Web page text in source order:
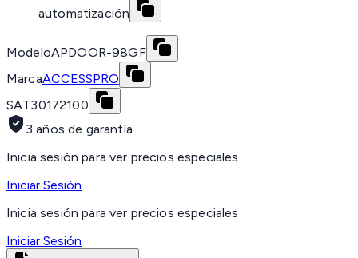
automatización
ModeloAPDOOR-98GF
MarcaACCESSPRO
SAT30172100
3 años de garantía
Inicia sesión para ver precios especiales
Iniciar Sesión
Inicia sesión para ver precios especiales
Iniciar Sesión